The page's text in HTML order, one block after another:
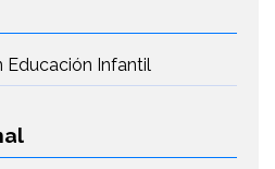
Educación Infantil